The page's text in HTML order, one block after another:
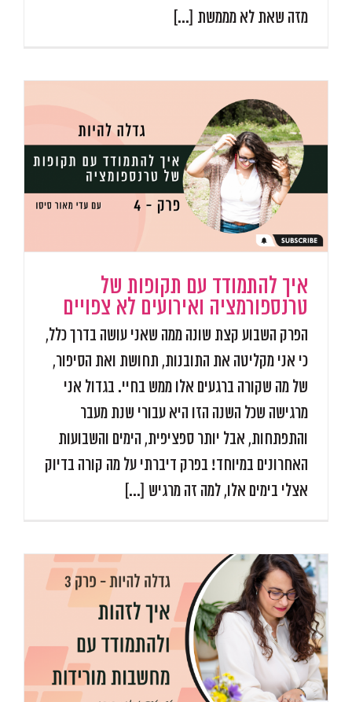
מזה שאת לא מממשת [...]
איך להתמודד עם תקופות של
טרנספורמציה ואירועים לא צפויים
הפרק השבוע קצת שונה ממה שאני עושה בדרך כלל,
כי אני מקליטה את התובנות, תחושת ואת הסיפור,
של מה שקורה ברגעים אלו ממש בחיי. בגדול אני
מרגישה שכל השנה הזו היא עבורי שנת מעבר
והתפתחות, אבל יותר ספציפית, הימים והשבועות
האחרונים במיוחד! בפרק דיברתי על מה קורה בדיוק
אצלי בימים אלו, למה זה מרגיש [...]